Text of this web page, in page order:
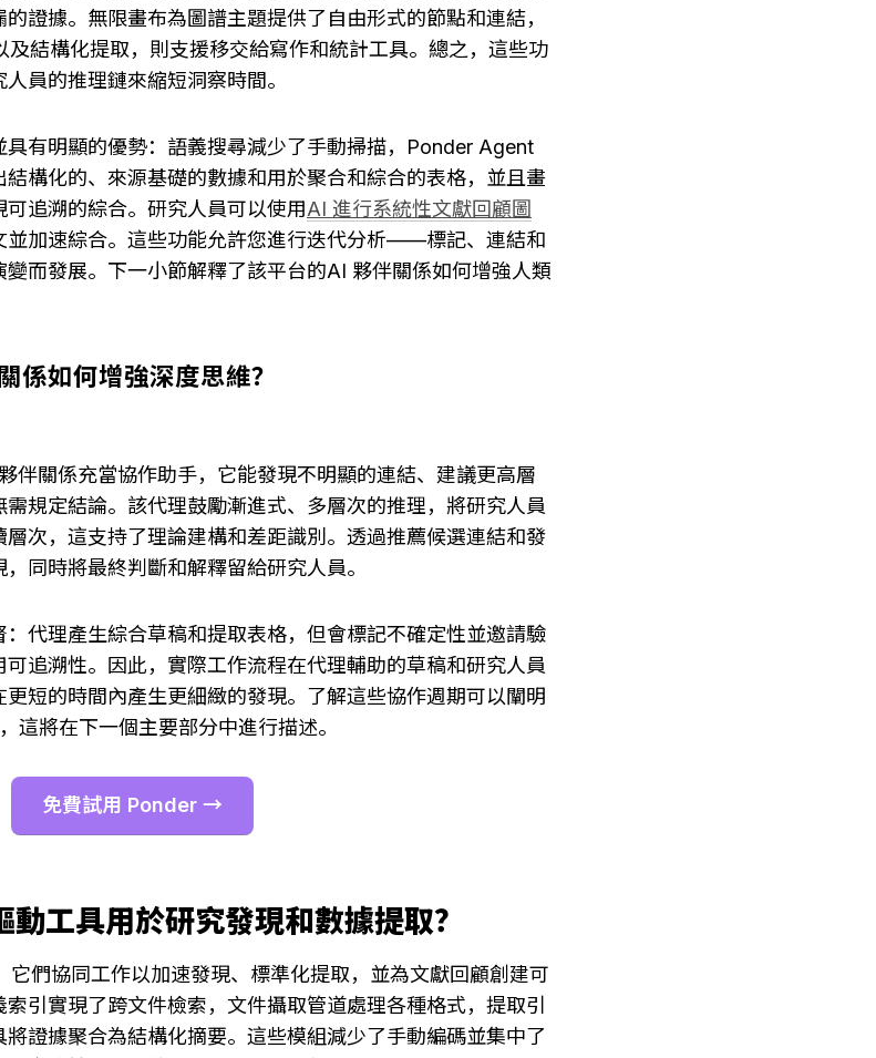
證據。無限畫布為圖譜主題提供了自由形式的節點和連結，
結構化提取，則支援移交給寫作和統計工具。總之，這些功
員的推理鏈來縮短洞察時間。
有明顯的優勢：語義搜尋減少了手動掃描，Ponder Agent
構化的、來源基礎的數據和用於聚合和綜合的表格，並且畫
追溯的綜合。研究人員可以使用AI 進行系統性文獻回顧圖
並加速綜合。這些功能允許您進行迭代分析——標記、連結和
而發展。下一小節解釋了該平台的AI 夥伴關係如何增強人類
係如何增強深度思維？
伴關係充當協作助手，它能發現不明顯的連結、建議更高層
規定結論。該代理鼓勵漸進式、多層次的推理，將研究人員
次，這支持了理論建構和差距識別。透過推薦候選連結和發
同時將最終判斷和解釋留給研究人員。
代理產生綜合草稿和提取表格，但會標記不確定性並邀請驗
追溯性。因此，實際工作流程在代理輔助的草稿和研究人員
短的時間內產生更細緻的發現。了解這些協作週期可以闡明
這將在下一個主要部分中進行描述。
免費試用 Ponder →
工具用於研究發現和數據提取？
們協同工作以加速發現、標準化提取，並為文獻回顧創建可
引實現了跨文件檢索，文件攝取管道處理各種格式，提取引
證據聚合為結構化摘要。這些模組減少了手動編碼並集中了